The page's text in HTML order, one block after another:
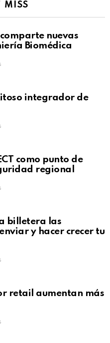
MISS
this post
nuevas
Biomédica
integrador de
this postcomo punto de
regional
Work
this post
billetera las
y hacer crecer tu
retail aumentan más